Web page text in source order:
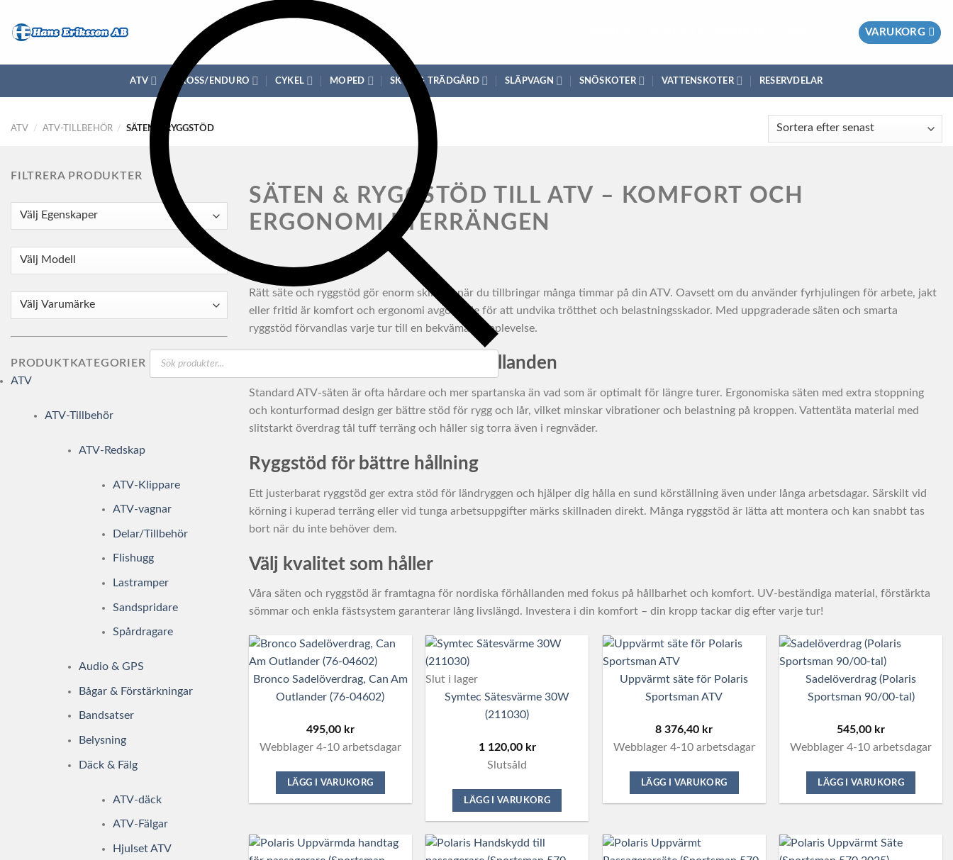
content
Produktsökning
VARUKORG
ATV CROSS/ENDURO CYKEL MOPED SKOG & TRÄDGÅRD SLÄPVAGN SNÖSKOTER VATTENSKOTER RESERVDELAR
ATV / ATV-TILLBEHÖR / SÄTEN & RYGGSTÖD
FILTRERA PRODUKTER
PRODUKTKATEGORIER
ATV
ATV-Tillbehör
ATV-Redskap
ATV-Klippare
ATV-vagnar
Delar/Tillbehör
Flishugg
Lastramper
Sandspridare
Spårdragare
Audio & GPS
Bågar & Förstärkningar
Bandsatser
Belysning
Däck & Fälg
ATV-däck
ATV-Fälgar
Hjulset ATV
SÄTEN & RYGGSTÖD TILL ATV – KOMFORT OCH
ERGONOMI I TERRÄNGEN
Rätt säte och ryggstöd gör enorm skillnad när du tillbringar många timmar på din ATV. Oavsett om du använder fyrhjulingen för arbete, jakt
eller fritid är komfort och ergonomi avgörande för att undvika trötthet och belastningsskador. Med uppgraderade säten och smarta
ryggstöd förvandlas varje tur till en bekvämare upplevelse.
Bekvämare körning i alla förhållanden
Standard ATV-säten är ofta hårdare och mer spartanska än vad som är optimalt för längre turer. Ergonomiska säten med extra stoppning
och konturformad design ger bättre stöd för rygg och lår, vilket minskar vibrationer och belastning på kroppen. Vattentäta material med
slitstarkt överdrag tål tuff terräng och håller sig torra även i regnväder.
Ryggstöd för bättre hållning
Ett justerbarat ryggstöd ger extra stöd för ländryggen och hjälper dig hålla en sund körställning även under långa arbetsdagar. Särskilt vid
körning i kuperad terräng eller vid tunga arbetsuppgifter märks skillnaden direkt. Många ryggstöd är lätta att montera och kan snabbt tas
bort när du inte behöver dem.
Välj kvalitet som håller
Våra säten och ryggstöd är framtagna för nordiska förhållanden med fokus på hållbarhet och komfort. UV-beständiga material, förstärkta
sömmar och enkla fästsystem garanterar lång livslängd. Investera i din komfort – din kropp tackar dig efter varje tur!
Bronco Sadelöverdrag, Can Am
Outlander (76-04602)
495,00 kr
Webblager 4-10 arbetsdagar
LÄGG I VARUKORG
Slut i lager
Symtec Sätesvärme 30W
(211030)
1 120,00 kr
Slutsåld
LÄGG I VARUKORG
Uppvärmt säte för Polaris
Sportsman ATV
8 376,40 kr
Webblager 4-10 arbetsdagar
LÄGG I VARUKORG
Sadelöverdrag (Polaris
Sportsman 90/00-tal)
545,00 kr
Webblager 4-10 arbetsdagar
LÄGG I VARUKORG